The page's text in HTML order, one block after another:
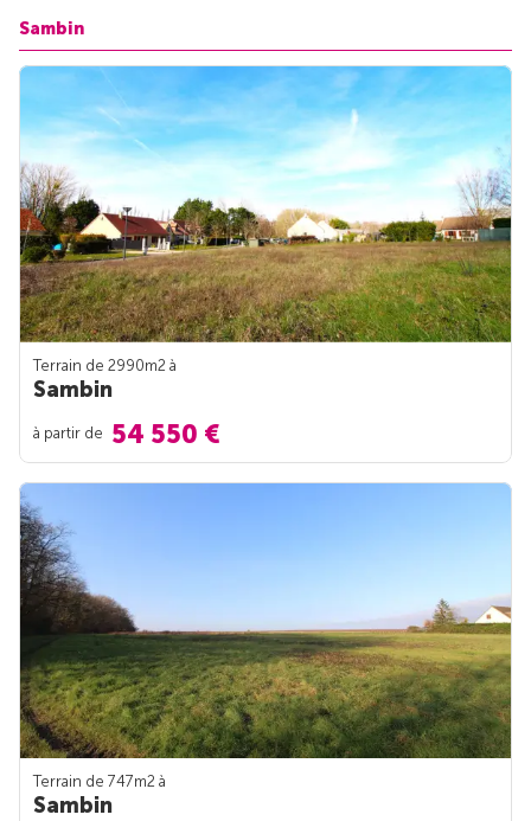
Sambin
Terrain de 2990m2 à
Sambin
à partir de 54 550 €
Terrain de 747m2 à
Sambin